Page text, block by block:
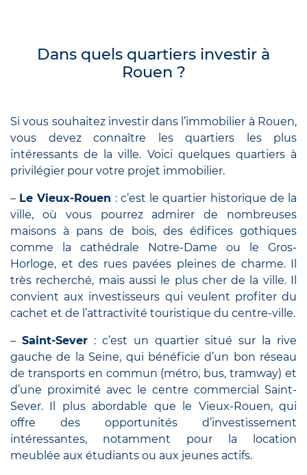
Dans quels quartiers investir à
Rouen ?
Si vous souhaitez investir dans l’immobilier à Rouen,
vous devez connaître les quartiers les plus
intéressants de la ville. Voici quelques quartiers à
privilégier pour votre projet immobilier.
– Le Vieux-Rouen : c’est le quartier historique de la
ville, où vous pourrez admirer de nombreuses
maisons à pans de bois, des édifices gothiques
comme la cathédrale Notre-Dame ou le Gros-
Horloge, et des rues pavées pleines de charme. Il
très recherché, mais aussi le plus cher de la ville. Il
convient aux investisseurs qui veulent profiter du
cachet et de l’attractivité touristique du centre-ville.
– Saint-Sever : c’est un quartier situé sur la rive
gauche de la Seine, qui bénéficie d’un bon réseau
de transports en commun (métro, bus, tramway) et
d’une proximité avec le centre commercial Saint-
Sever. Il plus abordable que le Vieux-Rouen, qui
offre des opportunités d’investissement
intéressantes, notamment pour la location
meublée aux étudiants ou aux jeunes actifs.